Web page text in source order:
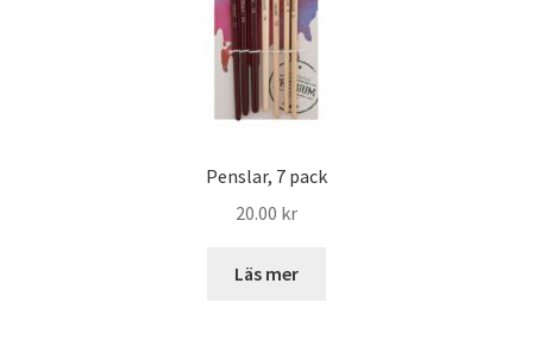
Penslar, 7 pack
20.00 kr
Läs mer